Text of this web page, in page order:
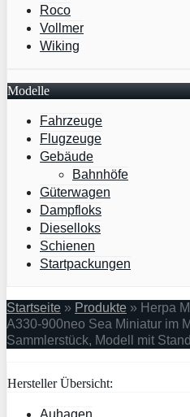
Roco
Vollmer
Wiking
Modelle
Fahrzeuge
Flugzeuge
Gebäude
Bahnhöfe
Güterwagen
Dampfloks
Dieselloks
Schienen
Startpackungen
Startseite » Produkte » Herpa
A330-900neo Sea Miniatur im
Sammlerstück, Modell mit
Hersteller Übersicht:
Auhagen